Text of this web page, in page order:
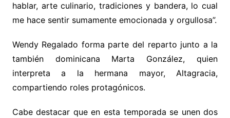
hablar, arte culinario, tradiciones y bandera, lo cual
me hace sentir sumamente emocionada y orgullosa”.
Wendy Regalado forma parte del reparto junto a la
también dominicana Marta González, quien
interpreta a la hermana mayor, Altagracia,
compartiendo roles protagónicos.
Cabe destacar que en esta temporada se unen dos